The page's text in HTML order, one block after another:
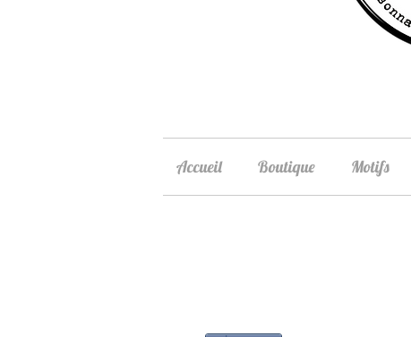
Accueil Boutique Motifs